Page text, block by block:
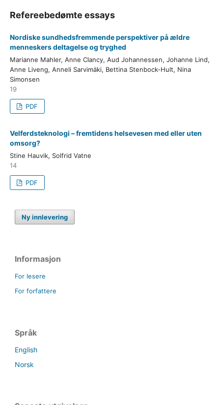
Refereebedømte essays
Nordiske sundhedsfremmende perspektiver på ældre
menneskers deltagelse og tryghed
Marianne Mahler, Anne Clancy, Aud Johannessen, Johanne Lind,
Anne Liveng, Anneli Sarvimäki, Bettina Stenbock-Hult, Nina
Simonsen
19
PDF
Velferdsteknologi – fremtidens helsevesen med eller uten
omsorg?
Stine Hauvik, Solfrid Vatne
14
PDF
Ny innlevering
Informasjon
For lesere
For forfattere
Språk
English
Norsk